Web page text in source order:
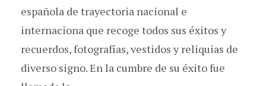
española de trayectoria nacional e
internaciona que recoge todos sus éxitos y
recuerdos, fotografías, vestidos y reliquias de
diverso signo. En la cumbre de su éxito fue